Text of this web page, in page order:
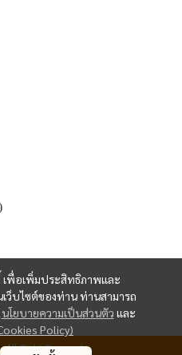
เพื่อเพิ่มประสิทธิภาพและ
ว็บไซต์ของท่าน ท่านสามารถ
นโยบายความเป็นส่วนตัว และ
Policy)
Right Reserved.